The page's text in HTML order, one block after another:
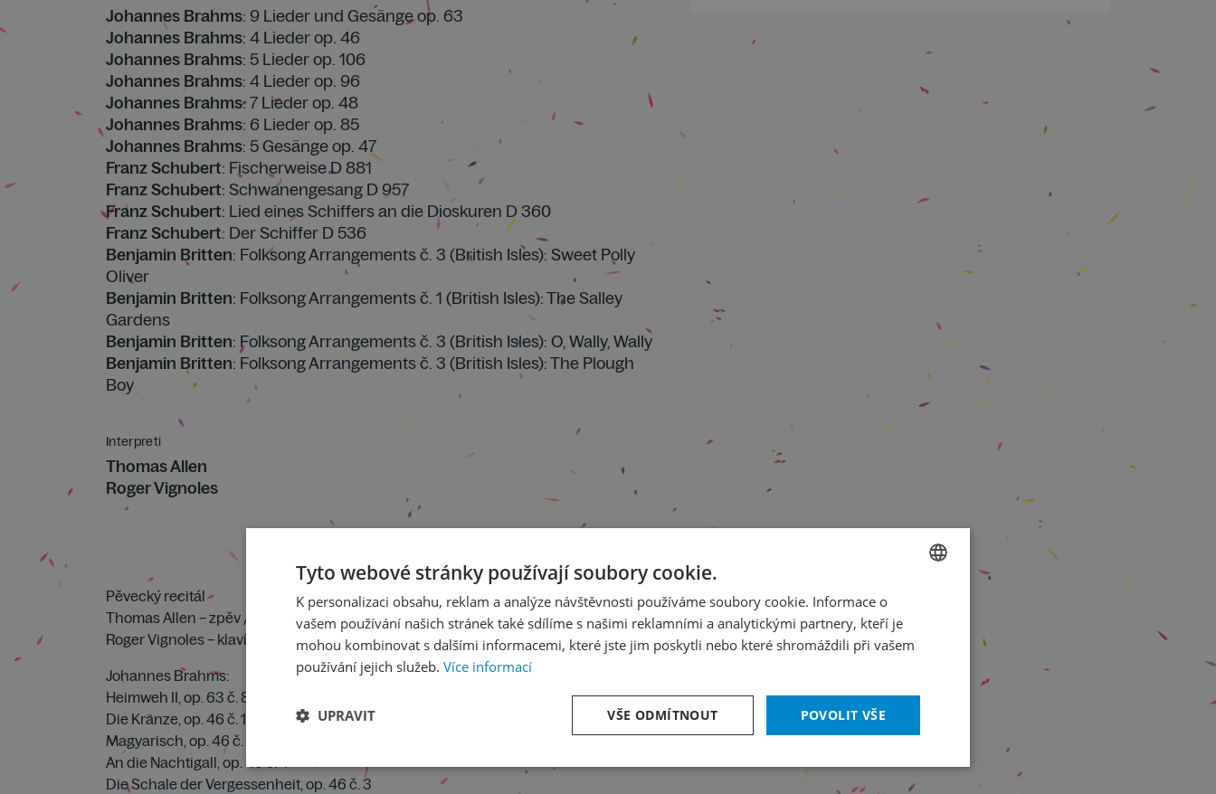
Johannes Brahms: 9 Lieder und Gesänge op. 63
Johannes Brahms: 4 Lieder op. 46
Johannes Brahms: 5 Lieder op. 106
Johannes Brahms: 4 Lieder op. 96
Johannes Brahms: 7 Lieder op. 48
Johannes Brahms: 6 Lieder op. 85
Johannes Brahms: 5 Gesänge op. 47
Franz Schubert: Fischerweise D 881
Franz Schubert: Schwanengesang D 957
Franz Schubert: Lied eines Schiffers an die Dioskuren D 360
Franz Schubert: Der Schiffer D 536
Benjamin Britten: Folksong Arrangements č. 3 (British Isles): Sweet Polly
Oliver
Benjamin Britten: Folksong Arrangements č. 1 (British Isles): The Salley
Gardens
Benjamin Britten: Folksong Arrangements č. 3 (British Isles): O, Wally, Wally
Benjamin Britten: Folksong Arrangements č. 3 (British Isles): The Plough
Boy
Interpreti
Thomas Allen
Roger Vignoles
Pěvecký recitál
Thomas Allen – zpěv /Velká Británie/
Roger Vignoles – klavír
Johannes Brahms:
Heimweh II, op. 63 č. 8
Die Kränze, op. 46 č. 1
Magyarisch, op. 46 č. 2
An die Nachtigall, op. 46 č. 4
Die Schale der Vergessenheit, op. 46 č. 3
ENGLISH
Tyto webové stránky používají soubory cookie.
K personalizaci obsahu, reklam a analýze návštěvnosti používáme soubory cookie. Informace o
vašem používání našich stránek také sdílíme s našimi reklamními a analytickými partnery, kteří je
mohou kombinovat s dalšími informacemi, které jste jim poskytli nebo které shromáždili při vašem
používání jejich služeb. Více informací
POVOLIT VŠE
VŠE ODMÍTNOUT
UPRAVIT